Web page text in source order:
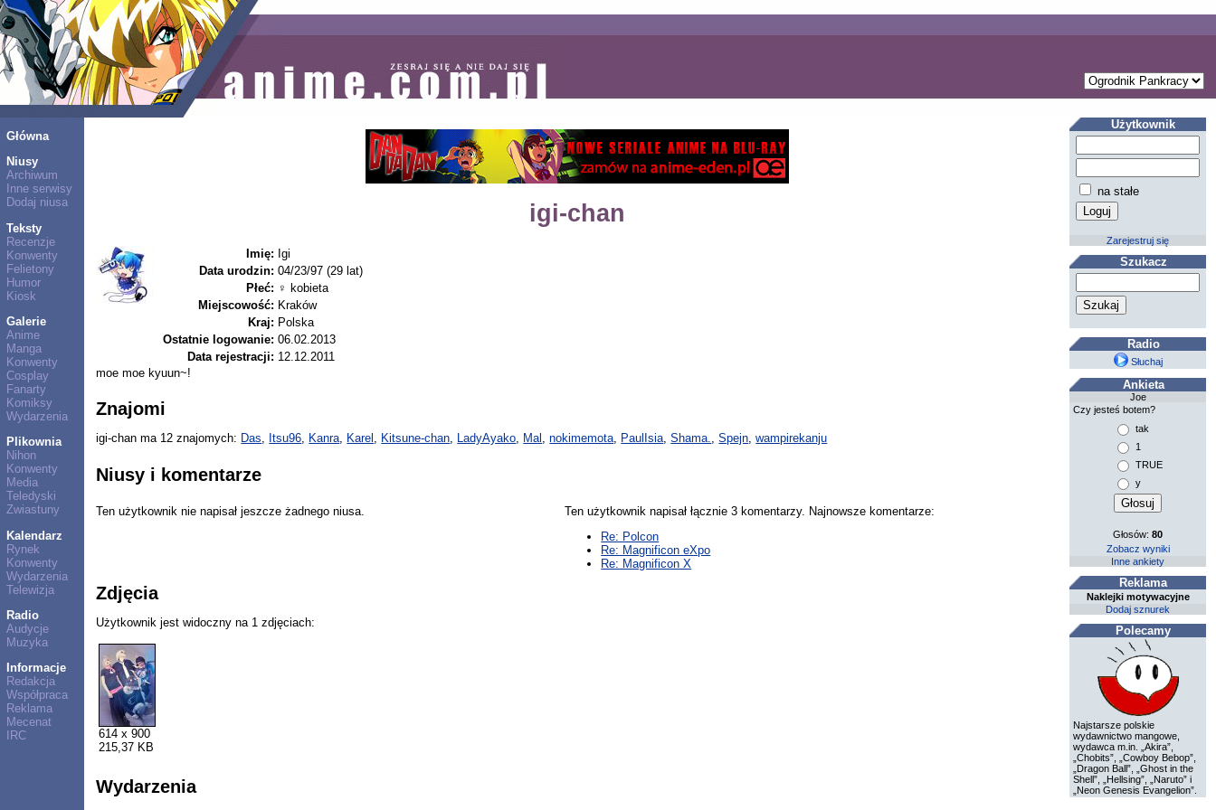
Główna
Niusy
Archiwum
Inne serwisy
Dodaj niusa
Teksty
Recenzje
Konwenty
Felietony
Humor
Kiosk
Galerie
Anime
Manga
Konwenty
Cosplay
Fanarty
Komiksy
Wydarzenia
Plikownia
Nihon
Konwenty
Media
Teledyski
Zwiastuny
Kalendarz
Rynek
Konwenty
Wydarzenia
Telewizja
Radio
Audycje
Muzyka
Informacje
Redakcja
Współpraca
Reklama
Mecenat
IRC
igi-chan
Imię: Igi
Data urodzin: 04/23/97 (29 lat)
Płeć: ♀ kobieta
Miejscowość: Kraków
Kraj: Polska
Ostatnie logowanie: 06.02.2013
Data rejestracji: 12.12.2011
moe moe kyuun~!
Znajomi
igi-chan ma 12 znajomych: Das, Itsu96, Kanra, Karel , Kitsune-chan, LadyAyako, Mal ,nokimemota, PaulIsia,Shama.,Spejn,wampirekanju
Niusy i komentarze
Ten użytkownik nie napisał jeszcze żadnego niusa.
Ten użytkownik napisał łącznie 3 komentarzy. Najnowsze komentarze:
Re: Polcon
Re: Magnificon eXpo
Re: Magnificon X
Zdjęcia
Użytkownik jest widoczny na 1 zdjęciach:
614 x 900
215,37 KB
Wydarzenia
Użytkownik
na stałe
Zarejestruj się
Szukacz
Radio
Słuchaj
Ankieta
Joe
Czy jesteś botem?
tak
1
TRUE
y
Głosów:80
Zobacz wyniki
Inne ankiety
Reklama
Naklejki motywacyjne
Dodaj sznurek
Polecamy
Najstarsze polskie
wydawnictwo mangowe,
wydawca m.in. „Akira”,
„Chobits”, „Cowboy Bebop”,
„Dragon Ball”, „Ghost in the
Shell”, „Hellsing”, „Naruto” i
„Neon Genesis Evangelion”.